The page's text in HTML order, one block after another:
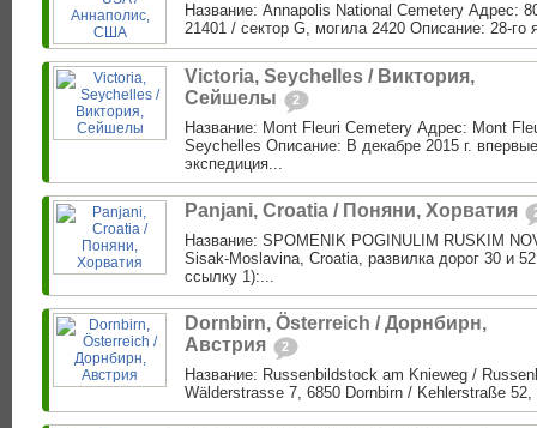
Название: Annapolis National Cemetery Адрес:
21401 / сектор G, могила 2420 Описание: 28-
Victoria, Seychelles / Виктория,
Сейшелы
2
Название: Mont Fleuri Cemetery Адрес: Mont
Seychelles Описание: В декабре 2015 г.
экспедиция...
Panjani, Croatia / Поняни, Хорватия
Название: SPOMENIK POGINULIM RUSKIM
Sisak-Moslavina, Croatia, развилка дорог 30 и
ссылку 1):...
Dornbirn, Österreich / Дорнбирн,
Австрия
2
Название: Russenbildstock am Knieweg /
Wälderstrasse 7, 6850 Dornbirn / Kehlerstraße